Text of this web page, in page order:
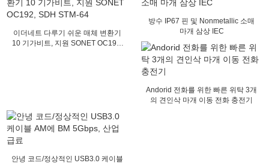
이더네트 다루기 쉬운 매체 변환기
10 기가비트, 지원 SONET OC192,
방수 IP67 핀 및 Nonmetallic 소매
마개 삼상 IEC
Andorid 전화를 위한 빠른 위탁 3개
의 견인삭 마개 이동 전화 충전기
안녕 코드/정상적인 USB3.0 케이블